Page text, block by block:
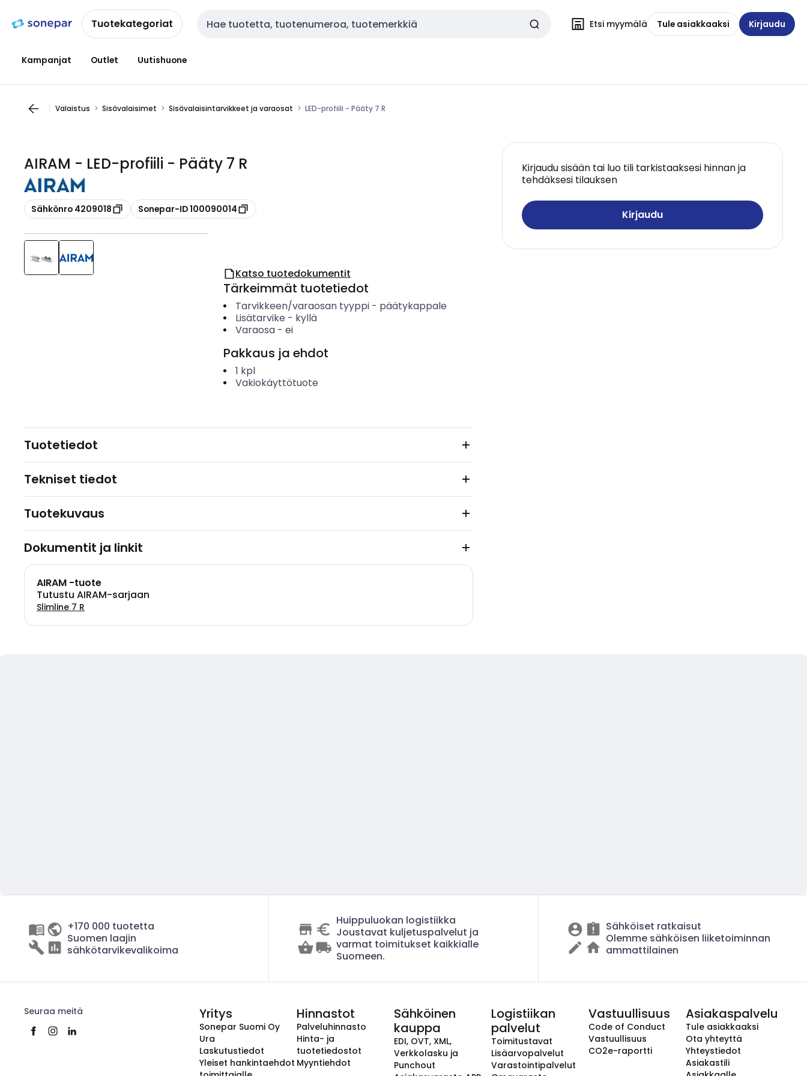
navigointiinsisältöönTuotekategoriat Haku Etsi myymälä Tule asiakkaaksi Kirjaudu
Kampanjat Outlet Uutishuone
Valaistus Sisävalaisimet Sisävalaisintarvikkeet ja varaosat LED-profiili - Pääty 7 R
AIRAM - LED-profiili - Pääty 7 R
Kopioi
Sähkönro 4209018 Kopioi
Sonepar-ID 100090014
Kirjaudu sisään tai luo tili tarkistaaksesi hinnan ja
tehdäksesi tilauksen
Kirjaudu
Katso tuotedokumentit
Tärkeimmät tuotetiedot
Tarvikkeen/varaosan tyyppi- päätykappale
Lisätarvike - kyllä
Varaosa- ei
Pakkaus ja ehdot
1 kpl
Vakiokäyttötuote
Tuotetiedot
Tekniset tiedot
Tuotekuvaus
Dokumentit ja linkit
AIRAM -tuote
Tutustu AIRAM-sarjaan
Slimline 7 R
+170 000 tuotetta
Suomen laajin
sähkötarvikevalikoima
Huippuluokan logistiikka
Joustavat kuljetuspalvelut ja
varmat toimitukset kaikkialle
Suomeen.
Sähköiset ratkaisut
Olemme sähköisen liiketoiminnan
ammattilainen
Seuraa meitä Yritys
Sonepar Suomi Oy
Ura
Laskutustiedot
Yleiset hankintaehdot
Hinnastot
Palveluhinnasto
Hinta- ja
tuotetiedostot
Myyntiehdot
Sähköinen
kauppa
EDI, OVT, XML,
Verkkolasku ja
Punchout
Logistiikan
palvelut
Toimitustavat
Lisäarvopalvelut
Varastointipalvelut
Vastuullisuus
Code of Conduct
Vastuullisuus
CO2e-raportti
Asiakaspalvelu
Tule asiakkaaksi
Ota yhteyttä
Yhteystiedot
Asiakastili